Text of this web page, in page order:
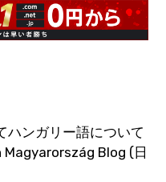
ンガリー語について
Blog (日